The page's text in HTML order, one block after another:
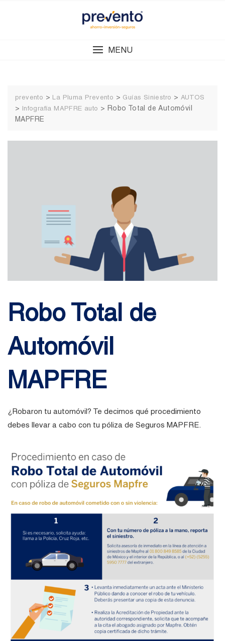
MENU
prevento > La Pluma Prevento > Guías Siniestro > AUTOS
> Infografía MAPFRE auto > Robo Total de Automóvil
MAPFRE
Robo Total de
Automóvil
MAPFRE
¿Robaron tu automóvil? Te decimos qué procedimiento
debes llevar a cabo con tu póliza de Seguros MAPFRE.